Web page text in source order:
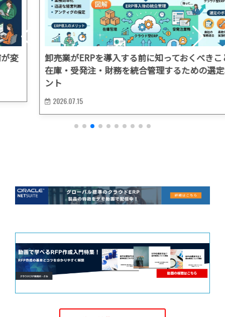
卸売業がERPを導入する前に知っておくべきこと：
在庫・受発注・財務を統合管理するための選定ポイ
2026.07.15